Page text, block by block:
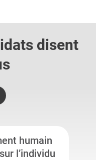
disent
humain
l’individu